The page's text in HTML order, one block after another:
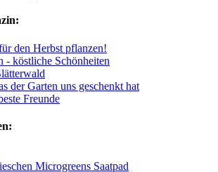
den Herbst pflanzen!
- köstliche Schönheiten
der Garten uns geschenkt hat
Freunde
Microgreens Saatpad